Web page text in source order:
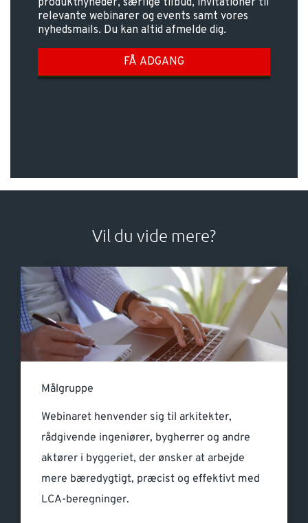
Vil du vide mere?
Målgruppe
Webinaret henvender sig til arkitekter,
rådgivende ingeniører, bygherrer og andre
aktører i byggeriet, der ønsker at arbejde
mere bæredygtigt, præcist og effektivt med
LCA-beregninger.